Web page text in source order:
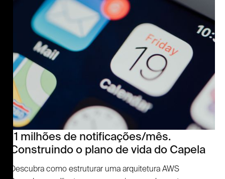
11 milhões de notificações/mês.
Construindo o plano de vida do Capela
Descubra como estruturar uma arquitetura AWS